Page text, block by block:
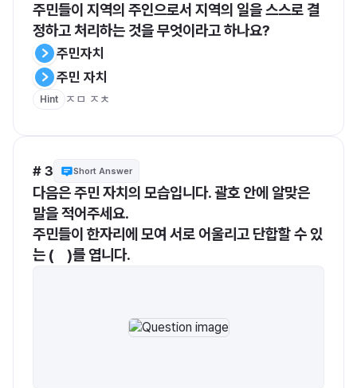
주민들이 지역의 주인으로서 지역의 일을 스스로 결
정하고 처리하는 것을 무엇이라고 하나요?
주민자치
주민 자치
Hint ㅈㅁ ㅈㅊ
# 3 Short Answer
다음은 주민 자치의 모습입니다. 괄호 안에 알맞은
말을 적어주세요.
주민들이 한자리에 모여 서로 어울리고 단합할 수 있
는 (    )를 엽니다.